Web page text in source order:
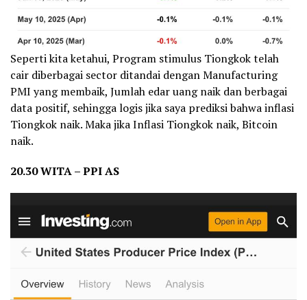
Seperti kita ketahui, Program stimulus Tiongkok telah
cair diberbagai sector ditandai dengan Manufacturing
PMI yang membaik, Jumlah edar uang naik dan berbagai
data positif, sehingga logis jika saya prediksi bahwa inflasi
Tiongkok naik. Maka jika Inflasi Tiongkok naik, Bitcoin
naik.
20.30 WITA – PPI AS